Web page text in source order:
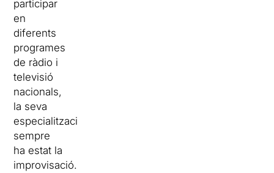
participar
en
diferents
programes
de ràdio i
televisió
nacionals,
la seva
especialització
sempre
ha estat la
improvisació.